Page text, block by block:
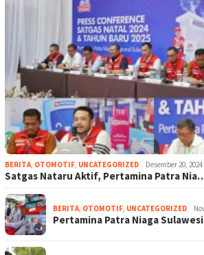
BERITA, OTOMOTIF, UNCATEGORIZED Desember 20, 2024
Satgas Nataru Aktif, Pertamina Patra
BERITA, OTOMOTIF, UNCATEGORIZED
Pertamina Patra Niaga